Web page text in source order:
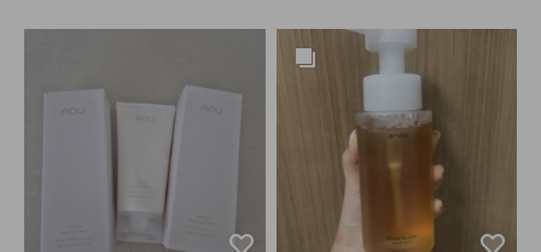
더가 입술 주름 사이를
부드럽게 매꿔주어 매끈하고 보송
을 연출해줘요
그래서 묻어남도 적고 사용감도 편
마스크 착용에도 답답함 없이 사용
@flynn.cosmetic
엄청 쿨하지도 웜하지도 않은 뉴트
럴한 혈색 음영? 느낌이에요!!
붉은 색이라 많이 바르진 않는데 트
임 라이너로 뒷트임 그리고 이거 조
금 써서 풀어주면 울먹한 느낌이라
분위기 있어요.